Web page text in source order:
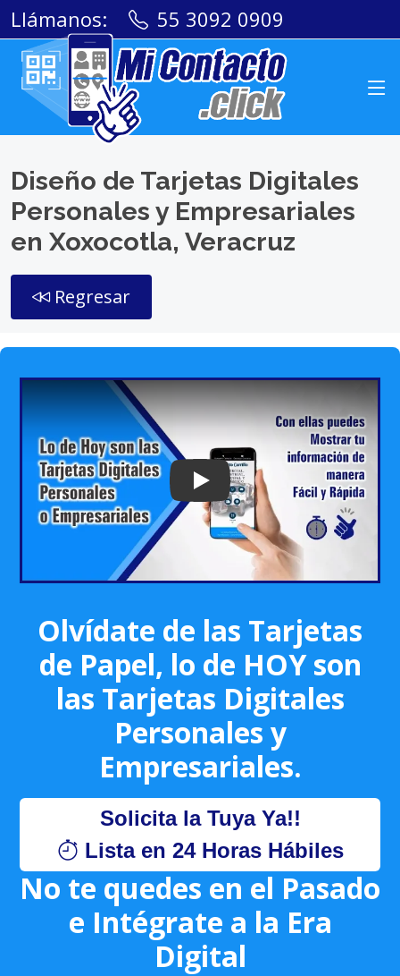
Llámanos: 55 3092 0909
Diseño de Tarjetas Digitales
Personales y Empresariales
en Xoxocotla, Veracruz
Regresar
Play: Keynote (Google I/O '18)
Olvídate de las Tarjetas
de Papel, lo de HOY son
las Tarjetas Digitales
Personales y
Empresariales.
Solicita la Tuya Ya!!
Lista en 24 Horas Hábiles
No te quedes en el Pasado
e Intégrate a la Era
Digital